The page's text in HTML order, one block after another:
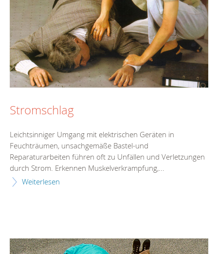
Stromschlag
Leichtsinniger Umgang mit elektrischen Geräten in
Feuchträumen, unsachgemäße Bastel-und
Reparaturarbeiten führen oft zu Unfällen und Verletzungen
durch Strom. Erkennen Muskelverkrampfung,...
Weiterlesen